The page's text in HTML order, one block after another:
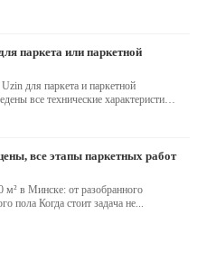
для паркета и паркетной
все технические характеристики
м² в Минске: от разобранного
пола Когда стоит задача не...